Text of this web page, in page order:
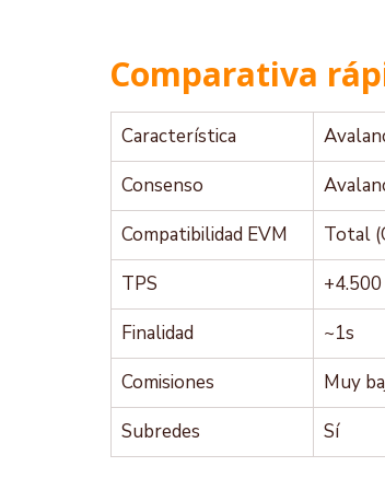
Comparativa
Característica
Consenso
Compatibilidad EVM
Total
TPS
+4.500
Finalidad
~1s
Comisiones
Muy
Subredes
Sí